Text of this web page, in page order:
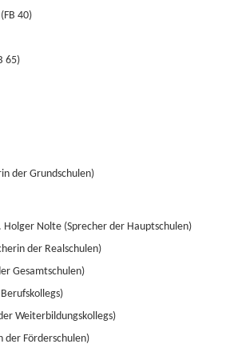
40)
65)
der Grundschulen)
Holger Nolte (Sprecher der Hauptschulen)
der Realschulen)
Gesamtschulen)
Weiterbildungskollegs)
der Förderschulen)